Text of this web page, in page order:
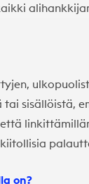
sisällöistä,
on?